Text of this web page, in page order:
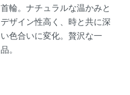
首輪。ナチュラルな温かみと
デザイン性高く、時と共に深
い色合いに変化。贅沢な一
品。